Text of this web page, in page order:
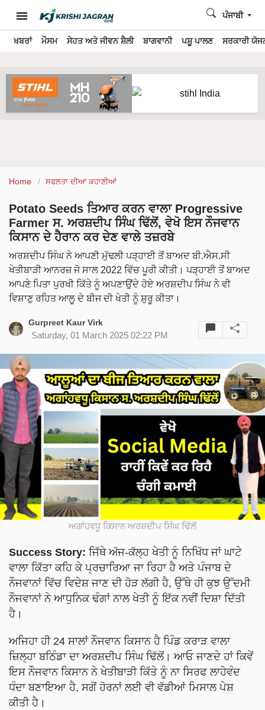
ਖਬਰਾਂ ਮੌਸਮ ਸੇਹਤ ਅਤੇ ਜੀਵਨ ਸ਼ੈਲੀ ਬਾਗਵਾਨੀ ਪਸ਼ੂ ਪਾਲਣ ਸਰਕਾਰੀ
ਪੰਜਾਬੀ
Home ਸਫਲਤਾ ਦੀਆ ਕਹਾਣੀਆਂ
Potato Seeds ਤਿਆਰ ਕਰਨ ਵਾਲਾ Progressive
Farmer ਸ. ਅਰਸ਼ਦੀਪ ਸਿੰਘ ਢਿੱਲੋਂ, ਵੇਖੋ ਇਸ ਨੌਜਵਾਨ
ਕਿਸਾਨ ਦੇ ਹੈਰਾਨ ਕਰ ਦੇਣ ਵਾਲੇ ਤਜ਼ਰਬੇ
ਅਰਸ਼ਦੀਪ ਸਿੰਘ ਨੇ ਆਪਣੀ ਮੁੱਢਲੀ ਪੜ੍ਹਾਈ ਤੋਂ ਬਾਅਦ ਬੀ.ਐਸ.ਸੀ
ਖੇਤੀਬਾੜੀ ਆਨਰਜ਼ ਜੋ ਸਾਲ 2022 ਵਿੱਚ ਪੂਰੀ ਕੀਤੀ। ਪੜ੍ਹਾਈ ਤੋਂ ਬਾਅਦ
ਆਪਣੇ ਪਿਤਾ ਪੁਰਖੀ ਕਿੱਤੇ ਨੂੰ ਅਪਣਾਉਂਦੇ ਹੋਏ ਅਰਸ਼ਦੀਪ ਸਿੰਘ ਨੇ ਵੀ
ਵਿਸ਼ਾਣੁ ਰਹਿਤ ਆਲੂ ਦੇ ਬੀਜ ਦੀ ਖੇਤੀ ਨੂੰ ਸ਼ੁਰੂ ਕੀਤਾ।
Gurpreet Kaur Virk
Saturday, 01 March 2025 02:22 PM
ਅਗਾਂਹਵਧੂ ਕਿਸਾਨ ਅਰਸ਼ਦੀਪ ਸਿੰਘ ਢਿੱਲੋਂ
Success Story: ਜਿੱਥੇ ਅੱਜ-ਕੱਲ੍ਹ ਖੇਤੀ ਨੂੰ ਨਿਖਿੱਧ ਜਾਂ ਘਾਟੇ
ਵਾਲਾ ਕਿੱਤਾ ਕਹਿ ਕੇ ਪ੍ਰਚਾਰਿਆ ਜਾ ਰਿਹਾ ਹੈ ਅਤੇ ਪੰਜਾਬ ਦੇ
ਨੌਜਵਾਨਾਂ ਵਿੱਚ ਵਿਦੇਸ਼ ਜਾਣ ਦੀ ਹੋੜ ਲੱਗੀ ਹੈ, ਉੱਥੇ ਹੀ ਕੁਝ ਉੱਦਮੀ
ਨੌਜਵਾਨਾਂ ਨੇ ਆਧੁਨਿਕ ਢੰਗਾਂ ਨਾਲ ਖੇਤੀ ਨੂੰ ਇੱਕ ਨਵੀਂ ਦਿਸ਼ਾ ਦਿੱਤੀ
ਹੈ।
ਅਜਿਹਾ ਹੀ 24 ਸਾਲਾਂ ਨੌਜਵਾਨ ਕਿਸਾਨ ਹੈ ਪਿੰਡ ਕਰਾੜ ਵਾਲਾ
ਜ਼ਿਲ੍ਹਾ ਬਠਿੰਡਾ ਦਾ ਅਰਸ਼ਦੀਪ ਸਿੰਘ ਢਿੱਲੋਂ। ਆਓ ਜਾਣਦੇ ਹਾਂ ਕਿਵੇਂ
ਇਸ ਨੌਜਵਾਨ ਕਿਸਾਨ ਨੇ ਖੇਤੀਬਾੜੀ ਕਿੱਤੇ ਨੂੰ ਨਾ ਸਿਰਫ ਲਾਹੇਵੰਦ
ਧੰਦਾ ਬਣਾਇਆ ਹੈ, ਸਗੋਂ ਹੋਰਨਾਂ ਲਈ ਵੀ ਵੱਡੀਆਂ ਮਿਸਾਲ ਪੇਸ਼
ਕੀਤੀ ਹੈ।